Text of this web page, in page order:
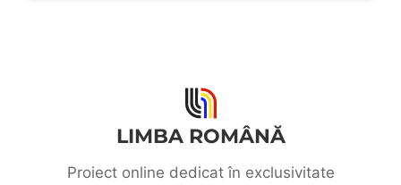
LIMBA ROMÂNĂ
Proiect online dedicat în exclusivitate